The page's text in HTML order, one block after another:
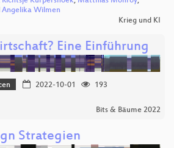
Angelika Wilmen
Krieg und KI
Eine Einführung
2022-10-01
193
Bits & Bäume 2022
Strategien